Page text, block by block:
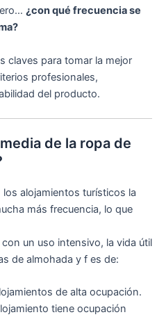
¿con qué frecuencia se
claves para tomar la mejor
profesionales,
del producto.
de la ropa de
alojamientos turísticos la
más frecuencia, lo que
un uso intensivo, la vida útil
de almohada y f es de:
de alta ocupación.
tiene ocupación